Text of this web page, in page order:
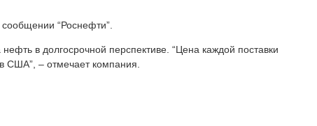
“Роснефти”.
в долгосрочной перспективе. “Цена каждой поставки
США”, – отмечает компания.